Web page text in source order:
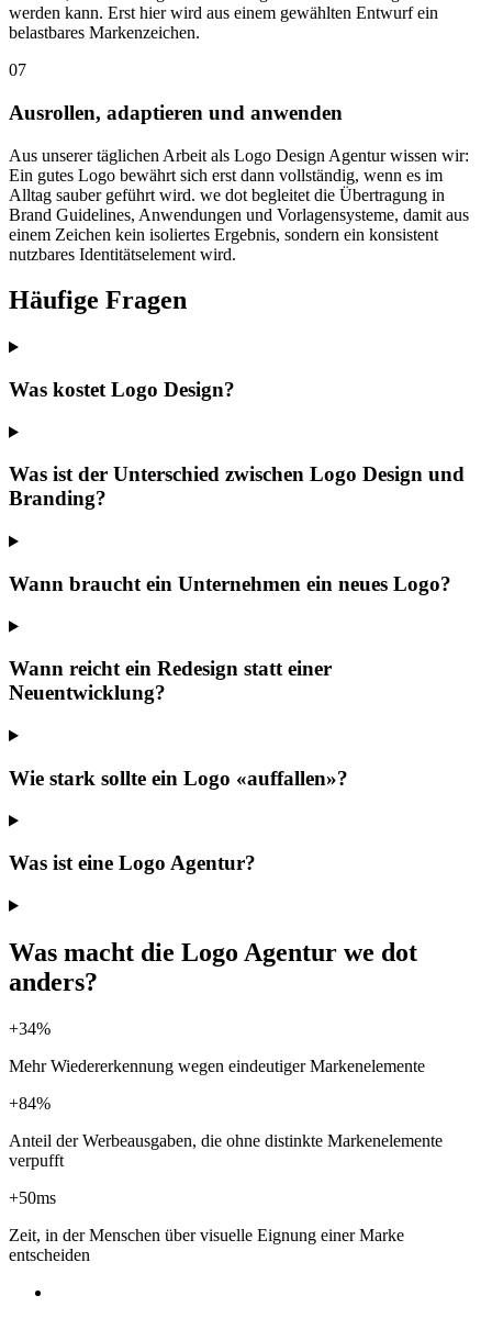
werden kann. Erst hier wird aus einem gewählten Entwurf ein
belastbares Markenzeichen.
07
Ausrollen, adaptieren und anwenden
Aus unserer täglichen Arbeit als Logo Design Agentur wissen wir:
Ein gutes Logo bewährt sich erst dann vollständig, wenn es im
Alltag sauber geführt wird. we dot begleitet die Übertragung in
Brand Guidelines, Anwendungen und Vorlagensysteme, damit aus
einem Zeichen kein isoliertes Ergebnis, sondern ein konsistent
nutzbares Identitätselement wird.
Häufige Fragen
Was kostet Logo Design?
Was ist der Unterschied zwischen Logo Design und
Branding?
Wann braucht ein Unternehmen ein neues Logo?
Wann reicht ein Redesign statt einer
Neuentwicklung?
Wie stark sollte ein Logo «auffallen»?
Was ist eine Logo Agentur?
Was macht die Logo Agentur we dot
anders?
+34%
Mehr Wiedererkennung wegen eindeutiger Markenelemente
+84%
Anteil der Werbeausgaben, die ohne distinkte Markenelemente
verpufft
+50ms
Zeit, in der Menschen über visuelle Eignung einer Marke
entscheiden